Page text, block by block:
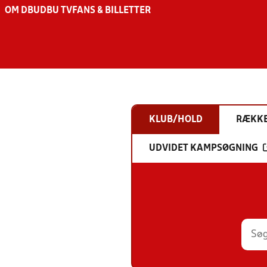
OM DBU DBU TV FANS & BILLETTER
KLUB/HOLD
UDVIDET KAMPSØGNING